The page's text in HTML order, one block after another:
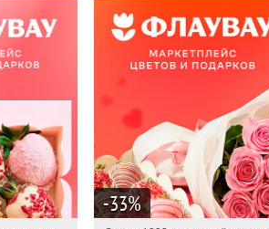
-33%